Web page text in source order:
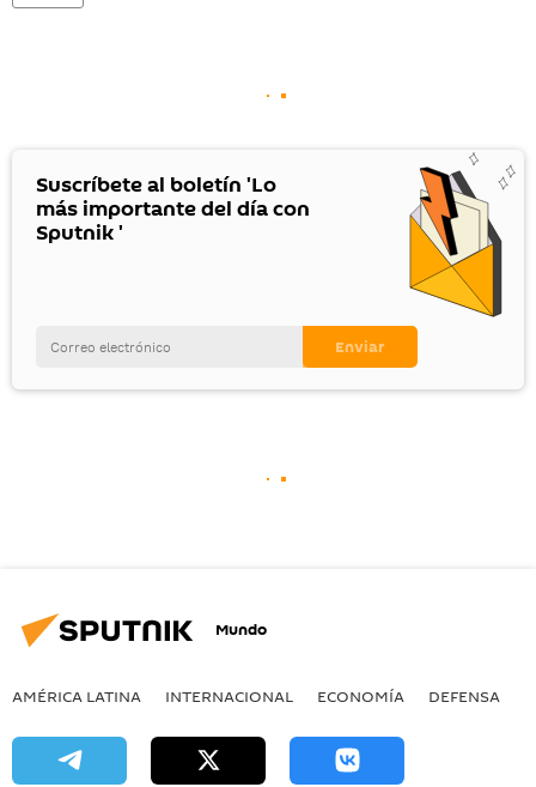
Suscríbete al boletín 'Lo
más importante del día con
Sputnik '
Mundo
AMÉRICA LATINA INTERNACIONAL ECONOMÍA DEFENSA